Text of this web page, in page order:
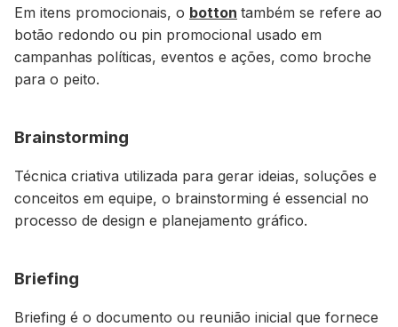
Em itens promocionais, o botton também se refere ao
botão redondo ou pin promocional usado em
campanhas políticas, eventos e ações, como broche
para o peito.
Brainstorming
Técnica criativa utilizada para gerar ideias, soluções e
conceitos em equipe, o brainstorming é essencial no
processo de design e planejamento gráfico.
Briefing
Briefing é o documento ou reunião inicial que fornece